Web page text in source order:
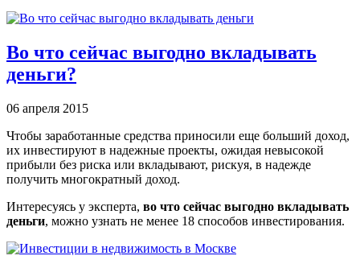
Во что сейчас выгодно вкладывать
деньги?
06 апреля 2015
Чтобы заработанные средства приносили еще больший доход,
их инвестируют в надежные проекты, ожидая невысокой
прибыли без риска или вкладывают, рискуя, в надежде
получить многократный доход.
Интересуясь у эксперта, во что сейчас выгодно вкладывать
деньги, можно узнать не менее 18 способов инвестирования.